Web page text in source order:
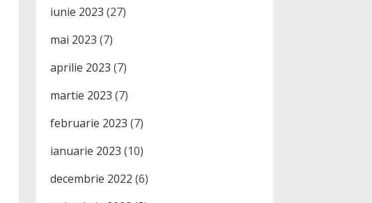
iunie 2023 (27)
mai 2023 (7)
aprilie 2023 (7)
martie 2023 (7)
februarie 2023 (7)
ianuarie 2023 (10)
decembrie 2022 (6)